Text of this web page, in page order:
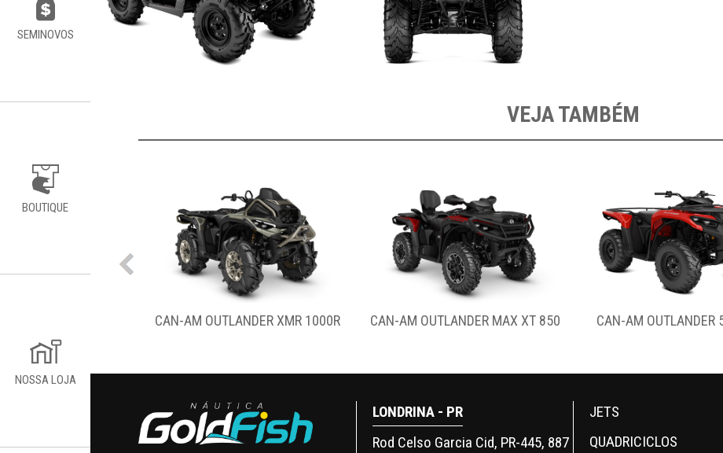
SEMINOVOS
BOUTIQUE
NOSSA LOJA
VEJA TAMBÉM
CAN-AM OUTLANDER XMR 1000R CAN-AM OUTLANDER MAX XT 850 CAN-AM OUTLANDER 500 2WD CAN-AM
LONDRINA - PR
Rod Celso Garcia Cid, PR-445, 887
JETS
QUADRICICLOS